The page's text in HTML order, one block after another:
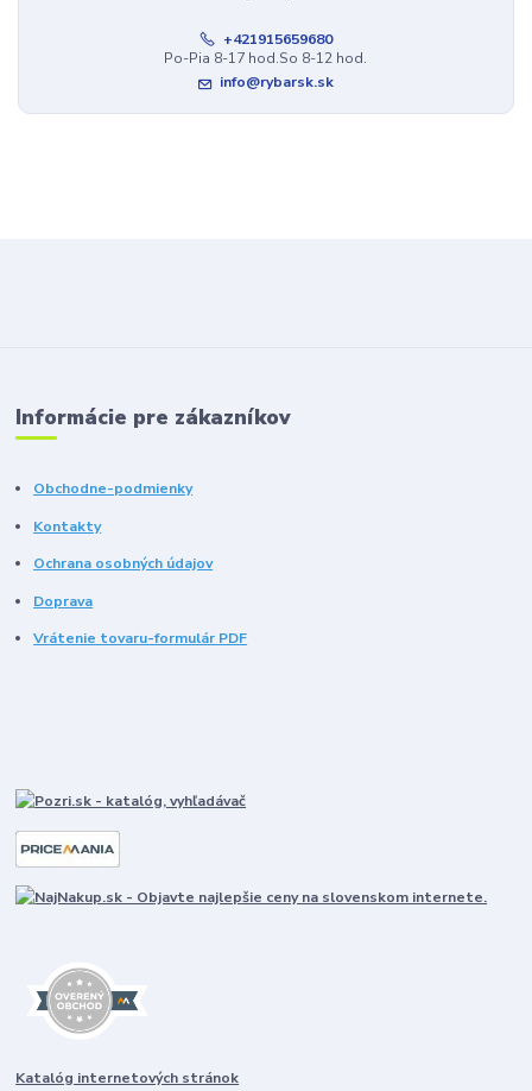
+421915659680
Po-Pia 8-17 hod.So 8-12 hod.
info@rybarsk.sk
Informácie pre zákazníkov
Obchodne-podmienky
Kontakty
Ochrana osobných údajov
Doprava
Vrátenie tovaru-formulár PDF
Katalóg internetových stránok